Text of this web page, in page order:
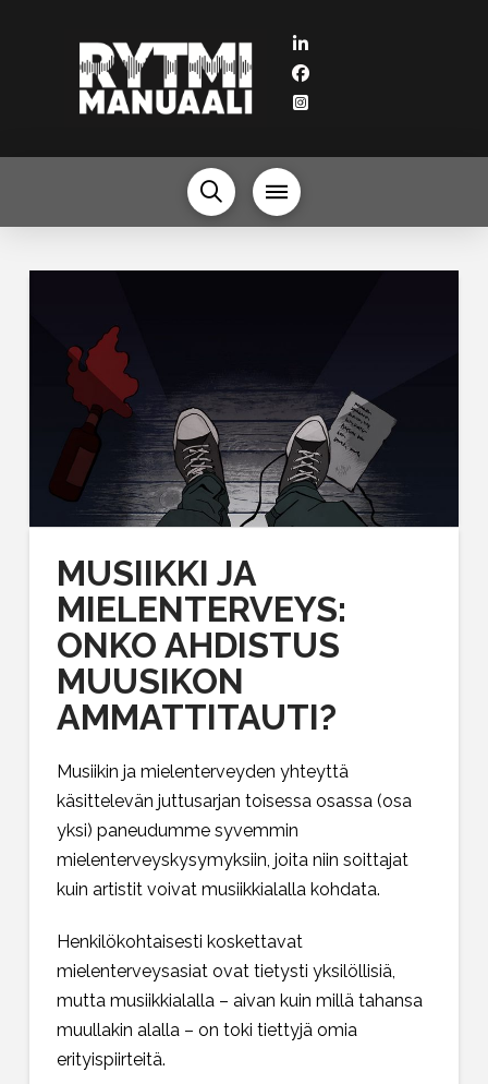
MUSIIKKI JA
MIELENTERVEYS:
ONKO AHDISTUS
MUUSIKON
AMMATTITAUTI?
Musiikin ja mielenterveyden yhteyttä
käsittelevän juttusarjan toisessa osassa (osa
yksi) paneudumme syvemmin
mielenterveyskysymyksiin, joita niin soittajat
kuin artistit voivat musiikkialalla kohdata.
Henkilökohtaisesti koskettavat
mielenterveysasiat ovat tietysti yksilöllisiä,
mutta musiikkialalla – aivan kuin millä tahansa
muullakin alalla – on toki tiettyjä omia
erityispiirteitä.